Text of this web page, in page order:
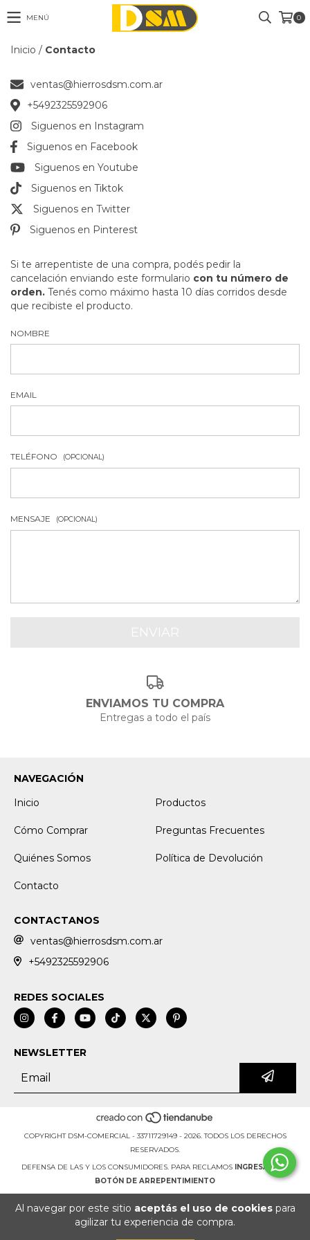
Al navegar por este sitio aceptás el uso de cookiespara
agilizar tu experiencia de compra.
MENÚ 0
Inicio / Contacto
ventas@hierrosdsm.com.ar
+5492325592906
Siguenos en Instagram
Siguenos en Facebook
Siguenos en Youtube
Siguenos en Tiktok
Siguenos en Twitter
Siguenos en Pinterest
Si te arrepentiste de una compra, podés pedir la
cancelación enviando este formulario con tu número de
orden. Tenés como máximo hasta 10 días corridos desde
que recibiste el producto.
NOMBRE
EMAIL
TELÉFONO (OPCIONAL)
MENSAJE (OPCIONAL)
ENVIAMOS TU COMPRA
Entregas a todo el país
NAVEGACIÓN
Inicio
Productos
Cómo Comprar Preguntas Frecuentes
Quiénes Somos Política de Devolución
Contacto
CONTACTANOS
ventas@hierrosdsm.com.ar
+5492325592906
REDES SOCIALES
NEWSLETTER
COPYRIGHT DSM-COMERCIAL - 33711729149 - 2026. TODOS LOS DERECHOS
RESERVADOS.
DEFENSA DE LAS Y LOS CONSUMIDORES. PARA RECLAMOS INGRESÁ ACÁ.
BOTÓN DE ARREPENTIMIENTO